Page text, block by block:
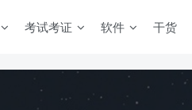
考试考证 软件 干货